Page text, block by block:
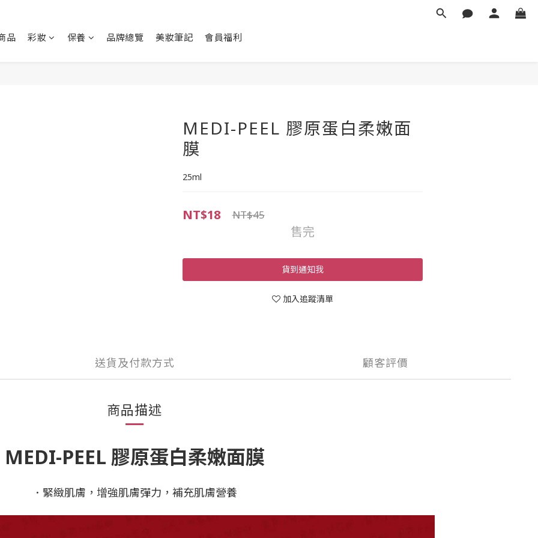
品 彩妝 保養 品牌總覽 美妝筆記 會員福利
MEDI-PEEL 膠原蛋白柔嫩面
膜
25ml
NT$18 NT$45
售完
貨到通知我
加入追蹤清單
送貨及付款方式 顧客評價
商品描述
MEDI-PEEL 膠原蛋白柔嫩面膜
．緊緻肌膚，增強肌膚彈力，補充肌膚營養